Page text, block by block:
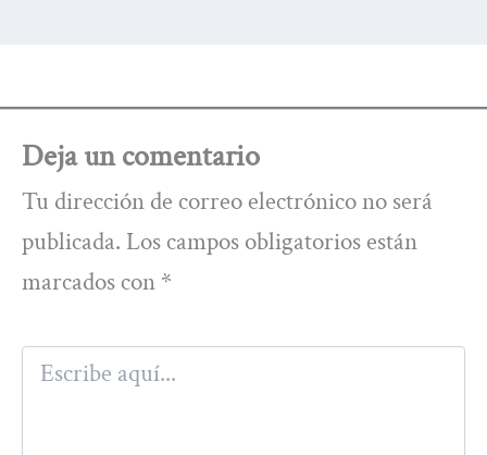
Deja un comentario
Tu dirección de correo electrónico no será
publicada. Los campos obligatorios están
marcados con *
Escribe
aquí...